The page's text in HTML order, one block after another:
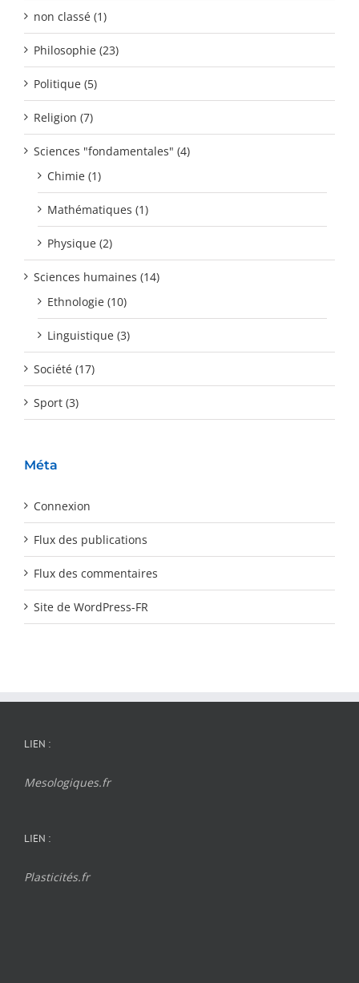
non classé (1)
Philosophie (23)
Politique (5)
Religion (7)
Sciences "fondamentales" (4)
Chimie (1)
Mathématiques (1)
Physique (2)
Sciences humaines (14)
Ethnologie (10)
Linguistique (3)
Société (17)
Sport (3)
Méta
Connexion
Flux des publications
Flux des commentaires
Site de WordPress-FR
LIEN :
Mesologiques.fr
LIEN :
Plasticités.fr